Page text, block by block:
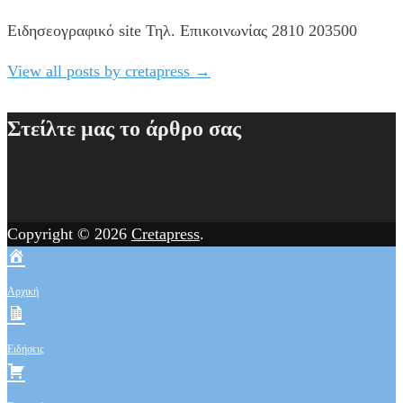
Ειδησεογραφικό site Τηλ. Επικοινωνίας 2810 203500
View all posts by cretapress →
Στείλτε μας το άρθρο σας
Copyright © 2026 Cretapress.
Αρχική
Ειδήσεις